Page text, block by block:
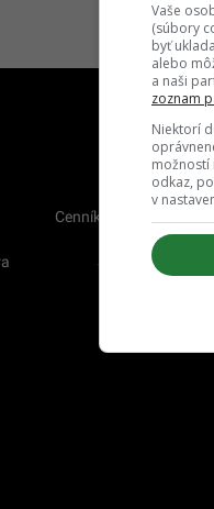
Cenník
Spravovať
Vaše
(súbory
byť
alebo
a naši
zoznam
Niektorí
možností
odkaz,
v